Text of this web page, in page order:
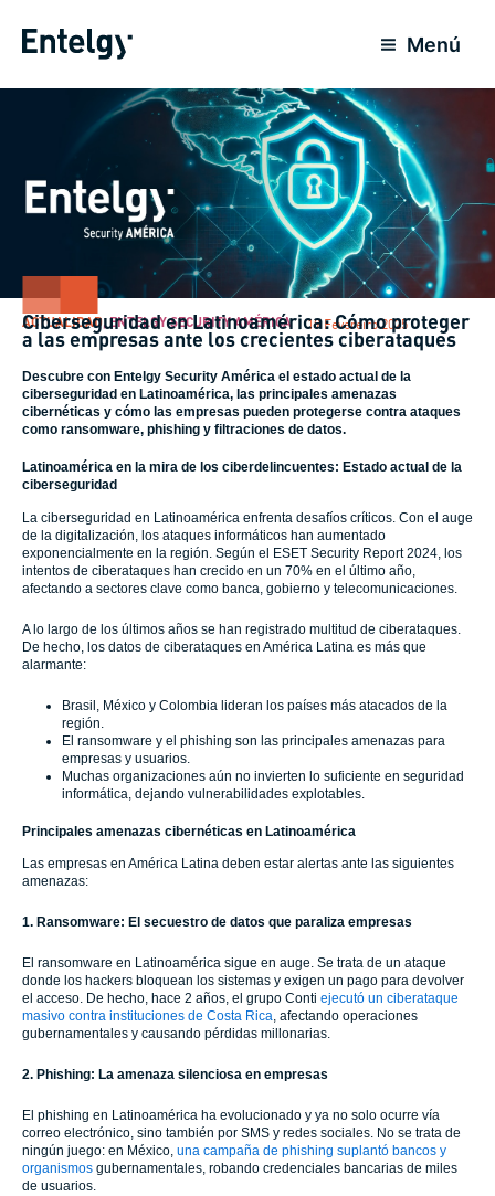
para
conteúdo
Menú
ACTUALIDAD,ENTELGY SECURITY AMÉRICA 19 Fevereiro 2025
Ciberseguridad en Latinoamérica: Cómo proteger
a las empresas ante los crecientes ciberataques
Descubre con Entelgy Security América el estado actual de la
ciberseguridad en Latinoamérica, las principales amenazas
cibernéticas y cómo las empresas pueden protegerse contra ataques
como ransomware, phishing y filtraciones de datos.
Latinoamérica en la mira de los ciberdelincuentes: Estado actual de la
ciberseguridad
La ciberseguridad en Latinoamérica enfrenta desafíos críticos. Con el auge
de la digitalización, los ataques informáticos han aumentado
exponencialmente en la región. Según el ESET Security Report 2024, los
intentos de ciberataques han crecido en un 70% en el último año,
afectando a sectores clave como banca, gobierno y telecomunicaciones.
A lo largo de los últimos años se han registrado multitud de ciberataques.
De hecho, los datos de ciberataques en América Latina es más que
alarmante:
Brasil, México y Colombia lideran los países más atacados de la
región.
El ransomware y el phishing son las principales amenazas para
empresas y usuarios.
Muchas organizaciones aún no invierten lo suficiente en seguridad
informática, dejando vulnerabilidades explotables.
Principales amenazas cibernéticas en Latinoamérica
Las empresas en América Latina deben estar alertas ante las siguientes
amenazas:
1. Ransomware: El secuestro de datos que paraliza empresas
El ransomware en Latinoamérica sigue en auge. Se trata de un ataque
donde los hackers bloquean los sistemas y exigen un pago para devolver
el acceso. De hecho, hace 2 años, el grupo Conti ejecutó un ciberataque
masivo contra instituciones de Costa Rica, afectando operaciones
gubernamentales y causando pérdidas millonarias.
2. Phishing: La amenaza silenciosa en empresas
El phishing en Latinoamérica ha evolucionado y ya no solo ocurre vía
correo electrónico, sino también por SMS y redes sociales. No se trata de
ningún juego: en México, una campaña de phishing suplantó bancos y
organismos gubernamentales, robando credenciales bancarias de miles
de usuarios.